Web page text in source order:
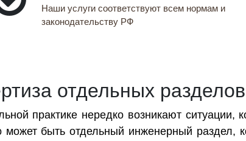
Наши услуги соответствуют всем нормам и
законодательству РФ
отдельных
практике нередко возникают ситуации,
может быть отдельный инженерный раздел,